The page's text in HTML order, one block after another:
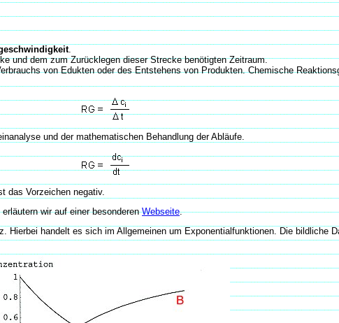
.
und dem zum Zurücklegen dieser Strecke benötigten Zeitraum.
von Edukten oder des Entstehens von Produkten. Chemische
und der mathematischen Behandlung der Abläufe.
das Vorzeichen negativ.
wir auf einer besonderenWebseite.
Hierbei handelt es sich im Allgemeinen um Exponentialfunktionen. Die bildliche